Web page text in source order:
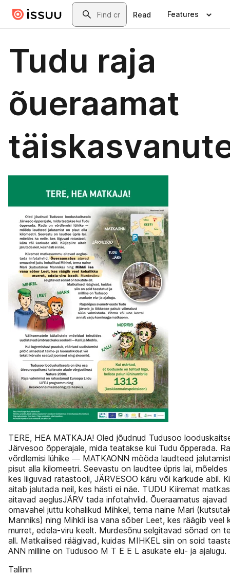
Skip to main contentSearch
Read Features
Tudu raja
õueraamat
TERE, HEA MATKAJA! Oled jõudnud Tudusoo
Järvesoo õpperajale, mida teatakse kui Tudu õpperada.
võrdlemisi lühike ― MATKAONN mööda laudteed
pisut alla kilomeetri. Seevastu on laudtee üpris lai, mõeldes
kes liiguvad ratastooli, JÄRVESOO käru või karkude abil.
aitab jalutada neil, kes hästi ei näe. TUDU Kiiremat
aitavad aeglusJÄRV tada infotahvlid. Õueraamatus ajavad
omavahel juttu kohalikud Mihkel, tema naine Mari
Manniks) ning Mihkli isa vana sõber Leet, kes räägib veel
murret, edela-viru keelt. Murdesõnu selgitavad sõnad on
all. Matkalised räägivad, kuidas MIHKEL siin on soid
ANN milline on Tudusoo M T E E L asukate elu- ja ajalugu.
Tallinn